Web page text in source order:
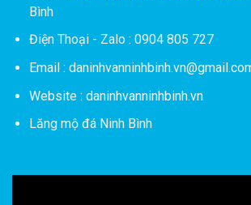
Bình
Điện Thoại - Zalo : 0904 805 727
Email :
Website : daninhvanninhbinh.vn
Lăng mộ đá Ninh Bình